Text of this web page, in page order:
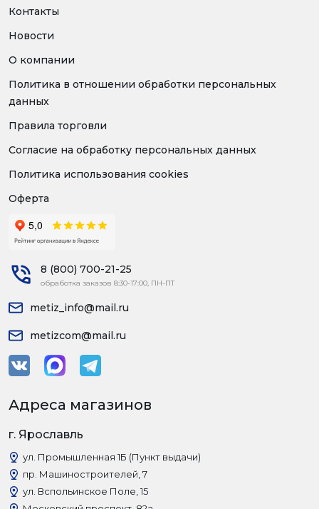
Контакты
Новости
О компании
Политика в отношении обработки персональных
данных
Правила торговли
Согласие на обработку персональных данных
Политика использования cookies
Оферта
8 (800) 700-21-25
обработка заказов 8:30-17:00, ПН-ПТ
metiz_info@mail.ru
metizcom@mail.ru
Адреса магазинов
г. Ярославль
ул. Промышленная 1Б (Пункт выдачи)
пр. Машиностроителей, 7
ул. Вспольинское Поле, 15